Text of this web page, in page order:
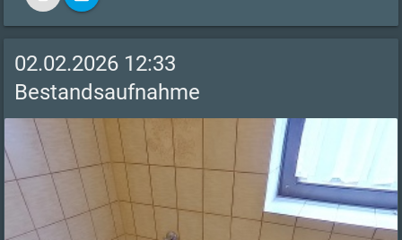
02.02.2026 12:33
Bestandsaufnahme